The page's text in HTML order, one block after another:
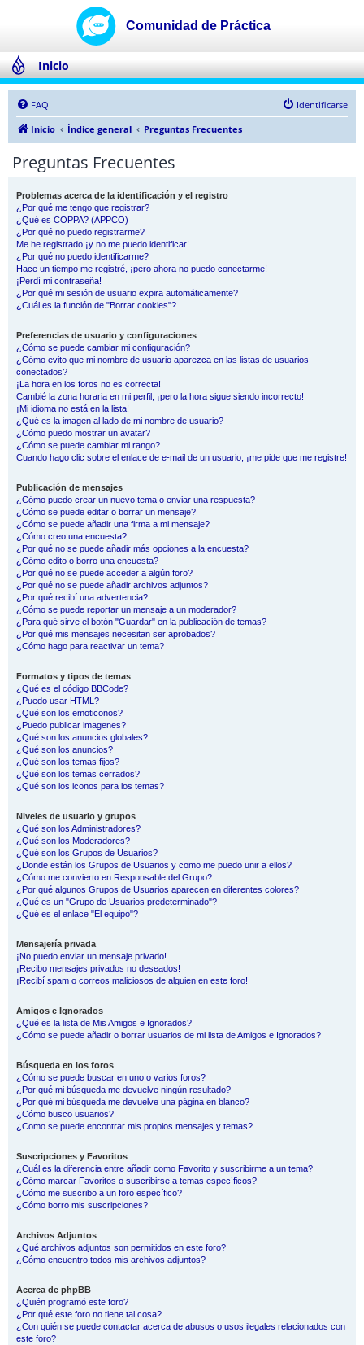
Inicio
FAQ
Identificarse
Inicio
Índice general Preguntas Frecuentes
Preguntas Frecuentes
Problemas acerca de la identificación y el registro
¿Por qué me tengo que registrar?
¿Qué es COPPA? (APPCO)
¿Por qué no puedo registrarme?
Me he registrado ¡y no me puedo identificar!
¿Por qué no puedo identificarme?
Hace un tiempo me registré, ¡pero ahora no puedo conectarme!
¡Perdí mi contraseña!
¿Por qué mi sesión de usuario expira automáticamente?
¿Cuál es la función de "Borrar cookies"?
Preferencias de usuario y configuraciones
¿Cómo se puede cambiar mi configuración?
¿Cómo evito que mi nombre de usuario aparezca en las listas de usuarios
conectados?
¡La hora en los foros no es correcta!
Cambié la zona horaria en mi perfil, ¡pero la hora sigue siendo incorrecto!
¡Mi idioma no está en la lista!
¿Qué es la imagen al lado de mi nombre de usuario?
¿Cómo puedo mostrar un avatar?
¿Cómo se puede cambiar mi rango?
Cuando hago clic sobre el enlace de e-mail de un usuario, ¡me pide que me registre!
Publicación de mensajes
¿Cómo puedo crear un nuevo tema o enviar una respuesta?
¿Cómo se puede editar o borrar un mensaje?
¿Cómo se puede añadir una firma a mi mensaje?
¿Cómo creo una encuesta?
¿Por qué no se puede añadir más opciones a la encuesta?
¿Cómo edito o borro una encuesta?
¿Por qué no se puede acceder a algún foro?
¿Por qué no se puede añadir archivos adjuntos?
¿Por qué recibí una advertencia?
¿Cómo se puede reportar un mensaje a un moderador?
¿Para qué sirve el botón "Guardar" en la publicación de temas?
¿Por qué mis mensajes necesitan ser aprobados?
¿Cómo hago para reactivar un tema?
Formatos y tipos de temas
¿Qué es el código BBCode?
¿Puedo usar HTML?
¿Qué son los emoticonos?
¿Puedo publicar imagenes?
¿Qué son los anuncios globales?
¿Qué son los anuncios?
¿Qué son los temas fijos?
¿Qué son los temas cerrados?
¿Qué son los iconos para los temas?
Niveles de usuario y grupos
¿Qué son los Administradores?
¿Qué son los Moderadores?
¿Qué son los Grupos de Usuarios?
¿Donde están los Grupos de Usuarios y como me puedo unir a ellos?
¿Cómo me convierto en Responsable del Grupo?
¿Por qué algunos Grupos de Usuarios aparecen en diferentes colores?
¿Qué es un "Grupo de Usuarios predeterminado"?
¿Qué es el enlace "El equipo"?
Mensajería privada
¡No puedo enviar un mensaje privado!
¡Recibo mensajes privados no deseados!
¡Recibí spam o correos maliciosos de alguien en este foro!
Amigos e Ignorados
¿Qué es la lista de Mis Amigos e Ignorados?
¿Cómo se puede añadir o borrar usuarios de mi lista de Amigos e Ignorados?
Búsqueda en los foros
¿Cómo se puede buscar en uno o varios foros?
¿Por qué mi búsqueda me devuelve ningún resultado?
¿Por qué mi búsqueda me devuelve una página en blanco?
¿Cómo busco usuarios?
¿Como se puede encontrar mis propios mensajes y temas?
Suscripciones y Favoritos
¿Cuál es la diferencia entre añadir como Favorito y suscribirme a un tema?
¿Cómo marcar Favoritos o suscribirse a temas específicos?
¿Cómo me suscribo a un foro específico?
¿Cómo borro mis suscripciones?
Archivos Adjuntos
¿Qué archivos adjuntos son permitidos en este foro?
¿Cómo encuentro todos mis archivos adjuntos?
Acerca de phpBB
¿Quién programó este foro?
¿Por qué este foro no tiene tal cosa?
¿Con quién se puede contactar acerca de abusos o usos ilegales relacionados con
este foro?